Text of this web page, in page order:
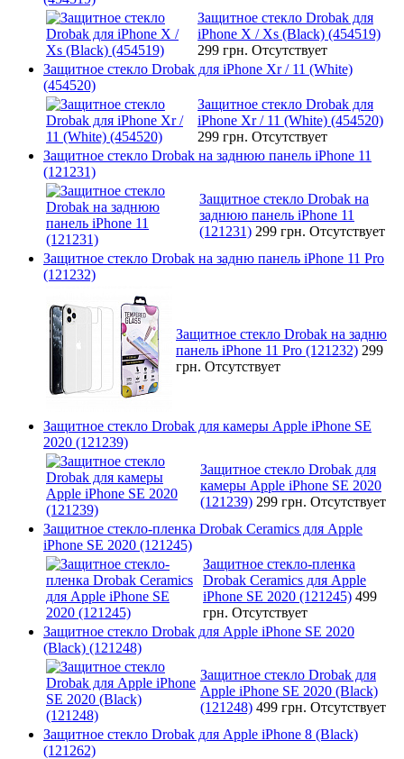
Защитное стекло Drobak для
iPhone X / Xs (Black) (454519)
299 грн. Отсутствует
Защитное стекло Drobak для iPhone Xr / 11 (White)
(454520)
Защитное стекло Drobak для
iPhone Xr / 11 (White) (454520)
299 грн. Отсутствует
Защитное стекло Drobak на заднюю панель iPhone 11
(121231)
Защитное стекло Drobak на
заднюю панель iPhone 11
(121231) 299 грн. Отсутствует
Защитное стекло Drobak на задню панель iPhone 11 Pro
(121232)
Защитное стекло Drobak на задню
панель iPhone 11 Pro (121232) 299
грн. Отсутствует
Защитное стекло Drobak для камеры Apple iPhone SE
2020 (121239)
Защитное стекло Drobak для
камеры Apple iPhone SE 2020
(121239) 299 грн. Отсутствует
Защитное стекло-пленка Drobak Ceramics для Apple
iPhone SE 2020 (121245)
Защитное стекло-пленка
Drobak Ceramics для Apple
iPhone SE 2020 (121245) 499
грн. Отсутствует
Защитное стекло Drobak для Apple iPhone SE 2020
(Black) (121248)
Защитное стекло Drobak для
Apple iPhone SE 2020 (Black)
(121248) 499 грн. Отсутствует
Защитное стекло Drobak для Apple iPhone 8 (Black)
(121262)